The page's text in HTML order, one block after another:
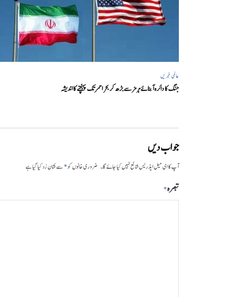
عالمی خبریں
جنگ کا دائرہ آبنائے ہرمز سے بڑھ کر بحر احمر تک پہنچنے کا اندیشہ
جواب دیں
آپ کا ای میل ایڈریس شائع نہیں کیا جائے گا۔ ضروری خانوں کو*سے نشان زد کیا گیا ہے
تبصرہ*